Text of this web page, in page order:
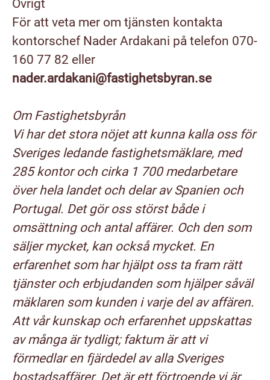
Övrigt
För att veta mer om tjänsten kontakta
kontorschef Nader Ardakani på telefon 070-
160 77 82 eller
nader.ardakani@fastighetsbyran.se
Om Fastighetsbyrån
Vi har det stora nöjet att kunna kalla oss för
Sveriges ledande fastighetsmäklare, med
285 kontor och cirka 1 700 medarbetare
över hela landet och delar av Spanien och
Portugal. Det gör oss störst både i
omsättning och antal affärer. Och den som
säljer mycket, kan också mycket. En
erfarenhet som har hjälpt oss ta fram rätt
tjänster och erbjudanden som hjälper såväl
mäklaren som kunden i varje del av affären.
Att vår kunskap och erfarenhet uppskattas
av många är tydligt; faktum är att vi
förmedlar en fjärdedel av alla Sveriges
bostadsaffärer. Det är ett förtroende vi är